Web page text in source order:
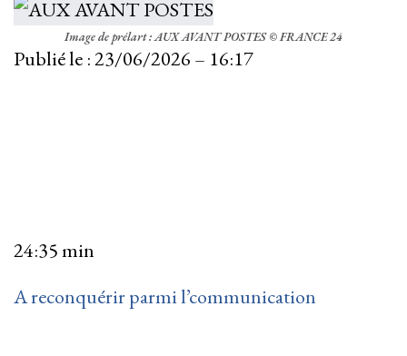
Image de prélart : AUX AVANT POSTES © FRANCE 24
Publié le :23/06/2026 – 16:17
24:35 min
A reconquérir parmi l’communication